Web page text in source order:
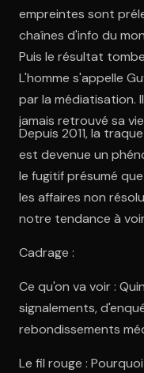
empreintes sont
chaînes d'info du
Puis le résultat
L'homme s'appelle
par la médiatisation.
jamais retrouvé sa
Depuis 2011, la
est devenue un
le fugitif présumé
les affaires non
notre tendance à
Cadrage :
Ce qu'on va voir :
signalements,
rebondissements
Le fil rouge :